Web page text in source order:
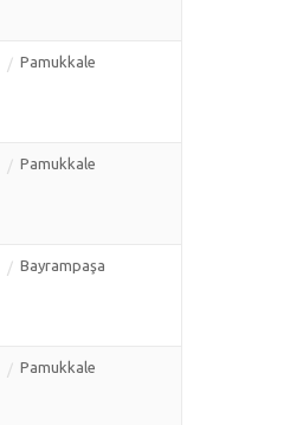
Pamukkale
Pamukkale
Bayrampaşa
Pamukkale